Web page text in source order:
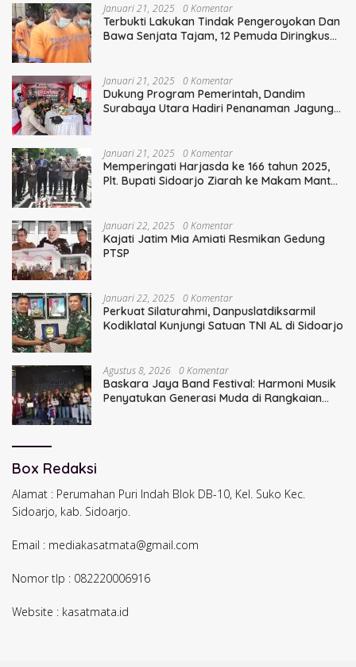
Januari 21, 2025 0 Komentar
Terbukti Lakukan Tindak Pengeroyokan Dan
Bawa Senjata Tajam, 12 Pemuda Diringkus
Januari 21, 2025 0 Komentar
Dukung Program Pemerintah, Dandim
Surabaya Utara Hadiri Penanaman Jagung
Januari 21, 2025 0 Komentar
Memperingati Harjasda ke 166 tahun 2025,
Plt. Bupati Sidoarjo Ziarah ke Makam Mantan
Januari 22, 2025 0 Komentar
Kajati Jatim Mia Amiati Resmikan Gedung
PTSP
Januari 22, 2025 0 Komentar
Perkuat Silaturahmi, Danpuslatdiksarmil
Kodiklatal Kunjungi Satuan TNI AL di Sidoarjo
Agustus 8, 2026 0 Komentar
Baskara Jaya Band Festival: Harmoni Musik
Penyatukan Generasi Muda di Rangkaian
Box Redaksi
Alamat : Perumahan Puri Indah Blok DB-10, Kel. Suko Kec.
Sidoarjo, kab. Sidoarjo.
Email : mediakasatmata@gmail.com
Nomor tlp : 082220006916
Website : kasatmata.id